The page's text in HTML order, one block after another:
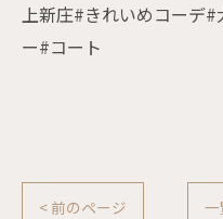
上新庄#きれいめコーデ
ー#コート
< 前のページ 一